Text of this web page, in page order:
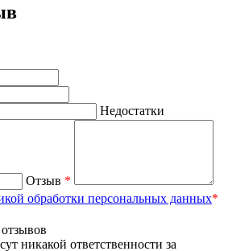
Недостатки
Отзыв *
обработки персональных данных*
никакой ответственности за